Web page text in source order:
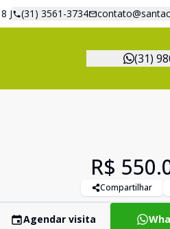
J (31) 3561-3734
(31)
R$
Compartilhar
Agendar visita